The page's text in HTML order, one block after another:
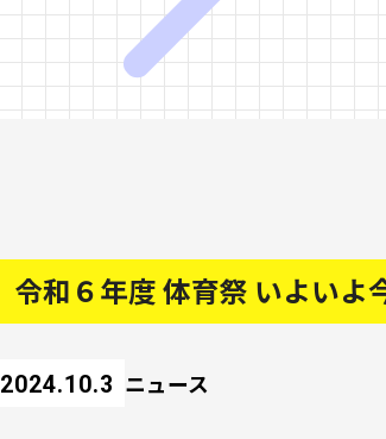
令和６年度 体育祭 いよいよ
2024.10.3 ニュース